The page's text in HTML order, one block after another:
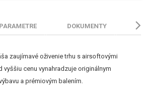
PARAMETRE DOKUMENTY
zaujímavé oživenie trhu s airsoftovými
cenu vynahradzuje originálnym
a prémiovým balením.